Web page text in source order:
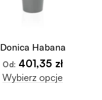
Donica Habana
Od: 401,35 zł
Wybierz opcje